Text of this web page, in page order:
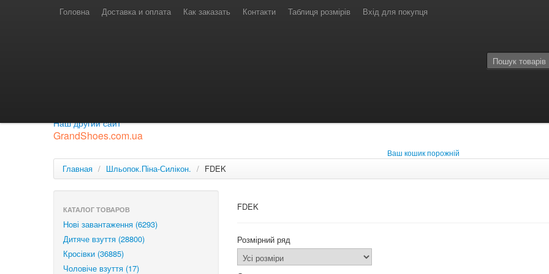
Головна Доставка и оплата Как заказать Контакти Таблиця розмірів Вхід для покупця
Лайф: (063) 527-76-88 МТС: (050) 967-41-33
Наш другий сайт
GrandShoes.com.ua
Ваш кошик порожній
Главная / Шльопок.Піна-Силікон. / FDEK
КАТАЛОГ ТОВАРОВ
Нові завантаження (6293)
Дитяче взуття (28800)
Кросівки (36885)
Чоловіче взуття (17)
FDEK
Розмірний ряд